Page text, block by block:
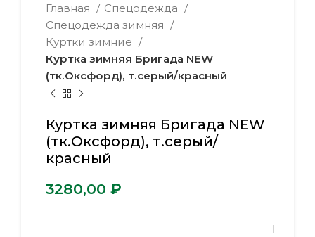
Главная
Спецодежда
Спецодежда зимняя
Куртки зимние
Куртка зимняя Бригада NEW
(тк.Оксфорд), т.серый/красный
Куртка зимняя Бригада NEW
(тк.Оксфорд), т.серый/
красный
₽
ВО-